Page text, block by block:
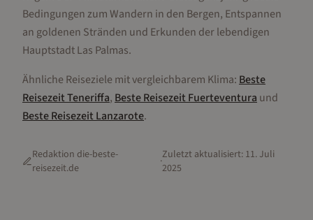
Bedingungen zum Wandern in den Bergen, Entspannen
an goldenen Stränden und Erkunden der lebendigen
Hauptstadt Las Palmas.
Ähnliche Reiseziele mit vergleichbarem Klima: Beste
ReisezeitTeneriffa, Beste ReisezeitFuerteventura und
Beste ReisezeitLanzarote.
Redaktion die-beste-
reisezeit.de
·Zuletzt aktualisiert: 11. Juli
2025